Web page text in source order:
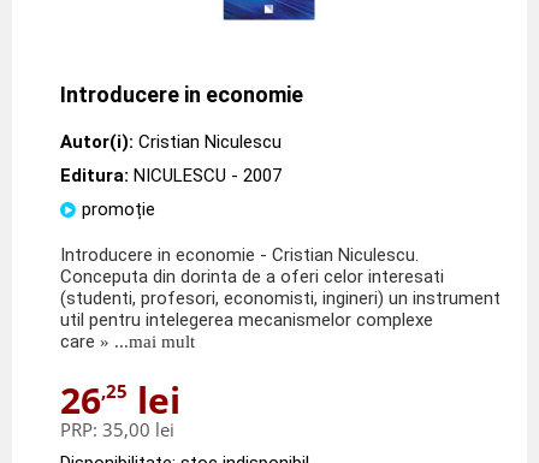
Introducere in economie
Autor(i): Cristian Niculescu
Editura: NICULESCU - 2007
promoție
Introducere in economie - Cristian Niculescu.
Conceputa din dorinta de a oferi celor interesati
(studenti, profesori, economisti, ingineri) un instrument
util pentru intelegerea mecanismelor complexe
care » ...mai mult
26,25 lei
PRP: 35,00 lei